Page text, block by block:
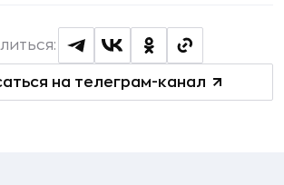
на телеграм-канал